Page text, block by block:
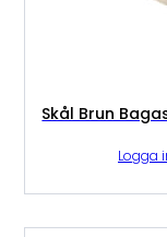
Skål Brun
Logga